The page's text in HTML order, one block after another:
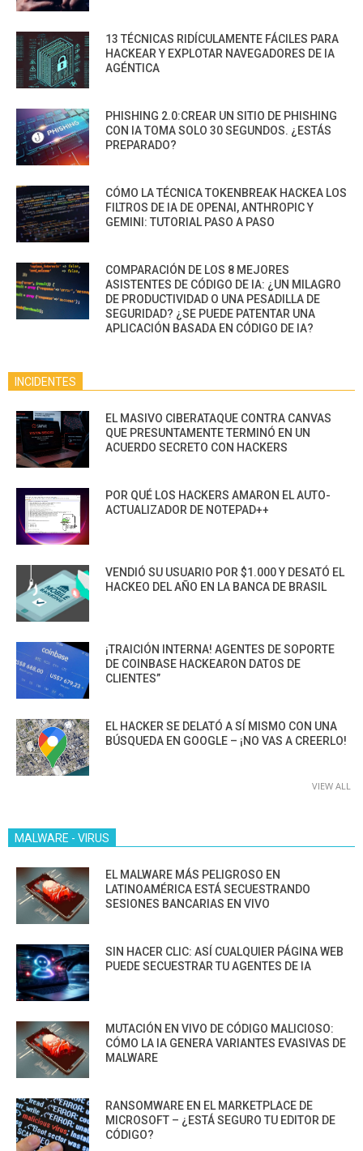
13 TÉCNICAS RIDÍCULAMENTE FÁCILES PARA
HACKEAR Y EXPLOTAR NAVEGADORES DE IA
AGÉNTICA
PHISHING 2.0:CREAR UN SITIO DE PHISHING
CON IA TOMA SOLO 30 SEGUNDOS. ¿ESTÁS
PREPARADO?
CÓMO LA TÉCNICA TOKENBREAK HACKEA LOS
FILTROS DE IA DE OPENAI, ANTHROPIC Y
GEMINI: TUTORIAL PASO A PASO
COMPARACIÓN DE LOS 8 MEJORES
ASISTENTES DE CÓDIGO DE IA: ¿UN MILAGRO
DE PRODUCTIVIDAD O UNA PESADILLA DE
SEGURIDAD? ¿SE PUEDE PATENTAR UNA
APLICACIÓN BASADA EN CÓDIGO DE IA?
INCIDENTES
EL MASIVO CIBERATAQUE CONTRA CANVAS
QUE PRESUNTAMENTE TERMINÓ EN UN
ACUERDO SECRETO CON HACKERS
POR QUÉ LOS HACKERS AMARON EL AUTO-
ACTUALIZADOR DE NOTEPAD++
VENDIÓ SU USUARIO POR $1.000 Y DESATÓ EL
HACKEO DEL AÑO EN LA BANCA DE BRASIL
¡TRAICIÓN INTERNA! AGENTES DE SOPORTE
DE COINBASE HACKEARON DATOS DE
CLIENTES”
EL HACKER SE DELATÓ A SÍ MISMO CON UNA
BÚSQUEDA EN GOOGLE – ¡NO VAS A CREERLO!
VIEW ALL
MALWARE - VIRUS
EL MALWARE MÁS PELIGROSO EN
LATINOAMÉRICA ESTÁ SECUESTRANDO
SESIONES BANCARIAS EN VIVO
SIN HACER CLIC: ASÍ CUALQUIER PÁGINA WEB
PUEDE SECUESTRAR TU AGENTES DE IA
MUTACIÓN EN VIVO DE CÓDIGO MALICIOSO:
CÓMO LA IA GENERA VARIANTES EVASIVAS DE
MALWARE
RANSOMWARE EN EL MARKETPLACE DE
MICROSOFT – ¿ESTÁ SEGURO TU EDITOR DE
CÓDIGO?